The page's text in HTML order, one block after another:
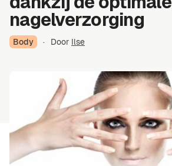
nagelverzorging
Body · Door Ilse